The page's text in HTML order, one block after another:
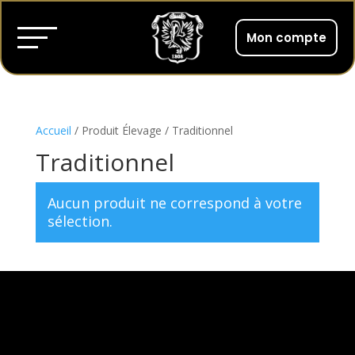
Mon compte
Accueil / Produit Élevage / Traditionnel
Traditionnel
Aucun produit ne correspond à votre
sélection.